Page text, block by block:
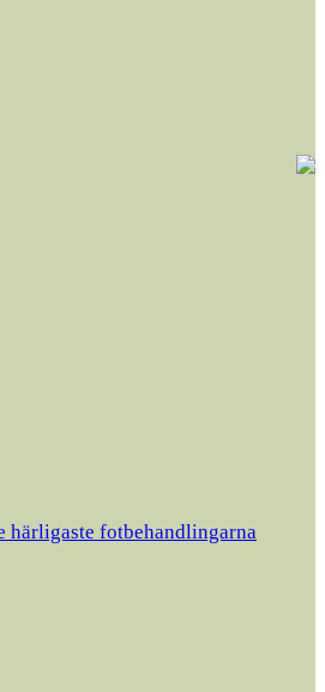
fotbehandlingarna